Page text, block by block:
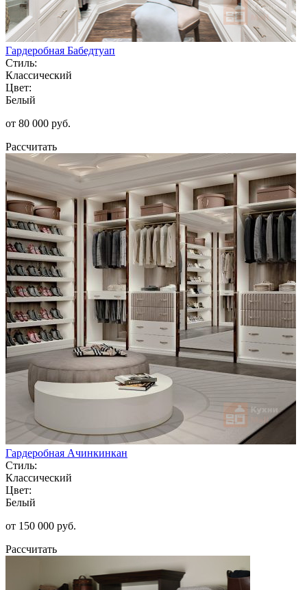
Гардеробная Бабедтуап
Стиль:
Классический
Цвет:
Белый
от 80 000 руб.
Рассчитать
Гардеробная Ачинкинкан
Стиль:
Классический
Цвет:
Белый
от 150 000 руб.
Рассчитать